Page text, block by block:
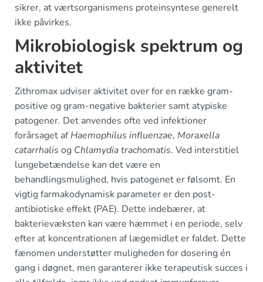
sikrer, at værtsorganismens proteinsyntese generelt
ikke påvirkes.
Mikrobiologisk spektrum og
aktivitet
Zithromax udviser aktivitet over for en række gram-
positive og gram-negative bakterier samt atypiske
patogener. Det anvendes ofte ved infektioner
forårsaget afHaemophilus influenzae, Moraxella
catarrhalis og Chlamydia trachomatis. Ved interstitiel
lungebetændelse kan det være en
behandlingsmulighed, hvis patogenet er følsomt. En
vigtig farmakodynamisk parameter er den post-
antibiotiske effekt (PAE). Dette indebærer, at
bakterievæksten kan være hæmmet i en periode, selv
efter at koncentrationen af lægemidlet er faldet. Dette
fænomen understøtter muligheden for dosering én
gang i døgnet, men garanterer ikke terapeutisk succes i